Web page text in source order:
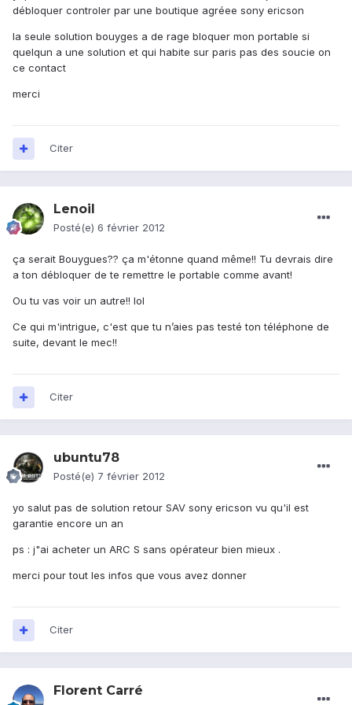
débloquer controler par une boutique agréee sony ericson
la seule solution bouyges a de rage bloquer mon portable si
quelqun a une solution et qui habite sur paris pas des soucie on
ce contact
merci
Citer
Lenoil
Posté(e) 6 février 2012
ça serait Bouygues?? ça m'étonne quand même!! Tu devrais dire
a ton débloquer de te remettre le portable comme avant!
Ou tu vas voir un autre!! lol
Ce qui m'intrigue, c'est que tu n’aies pas testé ton téléphone de
suite, devant le mec!!
Citer
ubuntu78
Posté(e) 7 février 2012
yo salut pas de solution retour SAV sony ericson vu qu'il est
garantie encore un an
ps : j"ai acheter un ARC S sans opérateur bien mieux .
merci pour tout les infos que vous avez donner
Citer
Florent Carré